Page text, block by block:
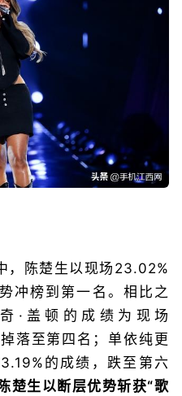
，陈楚生以现场23.02%
冲榜到第一名。相比之
·盖顿的成绩为现场
落至第四名；单依纯更
的成绩，跌至第六
楚生以断层优势斩获“歌